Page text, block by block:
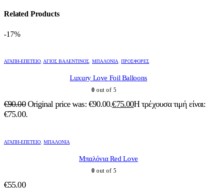
Related Products
-17%
ΑΓΆΠΗ-ΕΠΈΤΕΙΟ ΆΓΙΟΣ ΒΑΛΕΝΤΊΝΟΣ ΜΠΑΛΌΝΙΑ ΠΡΟΣΦΟΡΈΣ
Luxury Love Foil Balloons
0 out of 5
€90.00 Original price was: €90.00.€75.00Η τρέχουσα τιμή είναι:
€75.00.
ΑΓΆΠΗ-ΕΠΈΤΕΙΟ ΜΠΑΛΌΝΙΑ
Μπαλόνια Red Love
0 out of 5
€55.00